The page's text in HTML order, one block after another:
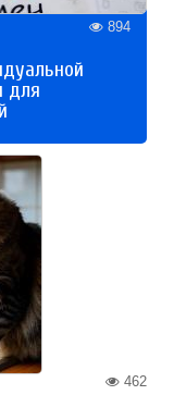
894
для
462